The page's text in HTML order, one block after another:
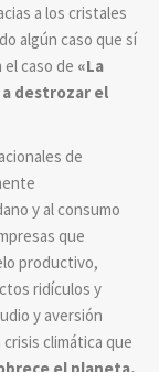
a los cristales
algún caso que sí
caso de «La
destrozar el
de
y al consumo
que
productivo,
ridículos y
y aversión
climática que